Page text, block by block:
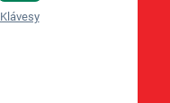
Klávesy